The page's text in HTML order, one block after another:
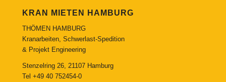
KRAN MIETEN HAMBURG
THÖMEN HAMBURG
Kranarbeiten, Schwerlast-Spedition
& Projekt Engineering
Stenzelring 26, 21107 Hamburg
Tel +49 40 752454-0